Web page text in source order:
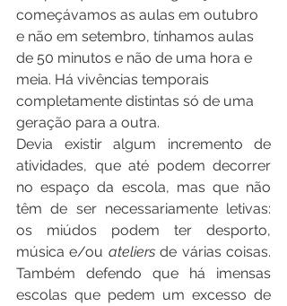
começávamos as aulas em outubro
e não em setembro, tínhamos aulas
de 50 minutos e não de uma hora e
meia. Há vivências temporais
completamente distintas só de uma
geração para a outra.
Devia existir algum incremento de
atividades, que até podem decorrer
no espaço da escola, mas que não
têm de ser necessariamente letivas:
os miúdos podem ter desporto,
música e/ou ateliers de várias coisas.
Também defendo que há imensas
escolas que pedem um excesso de